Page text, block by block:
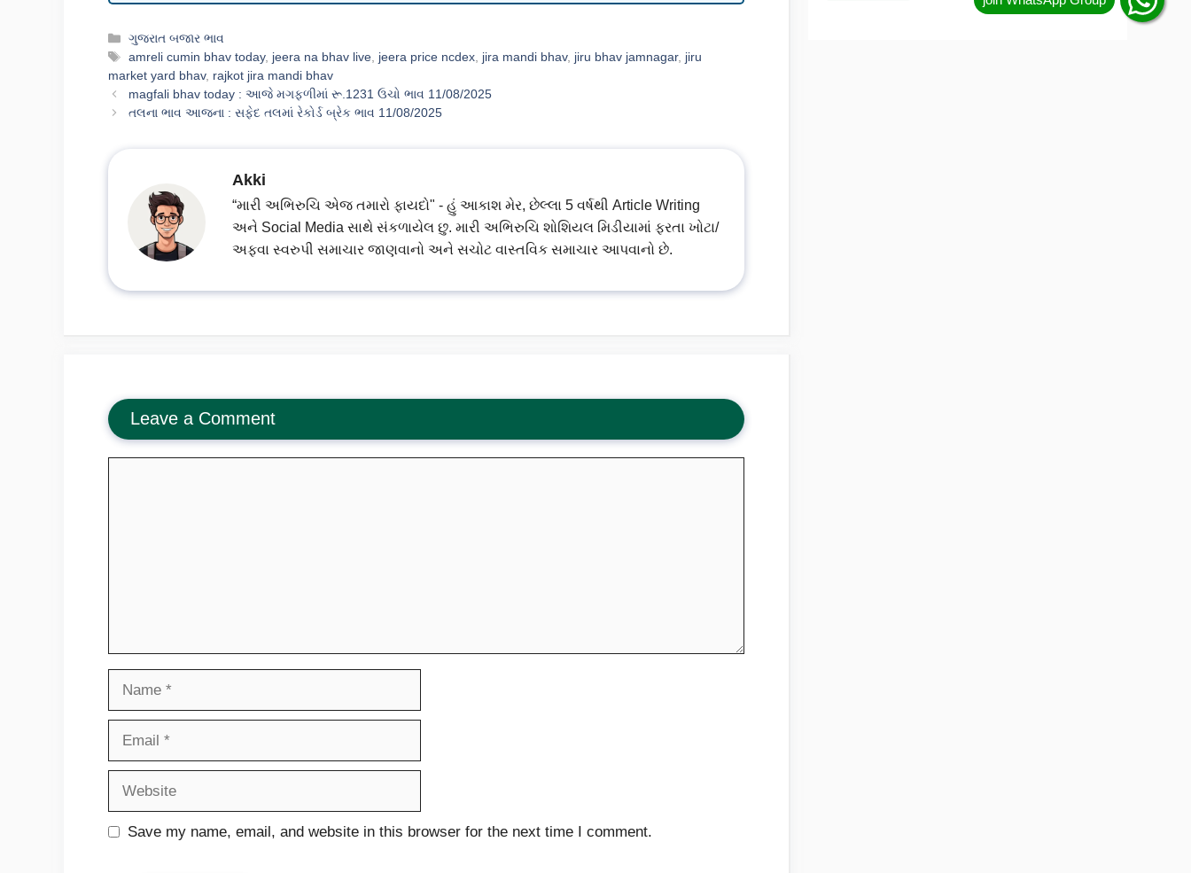
Categories
ગુજરાત બજાર ભાવ
Tags
amreli cumin bhav today, jeera na bhav live, jeera price ncdex, jira mandi bhav, jiru bhav jamnagar, jiru
market yard bhav, rajkot jira mandi bhav
magfali bhav today : આજે મગફળીમાં રૂ.1231 ઉચો ભાવ 11/08/2025
તલના ભાવ આજના : સફેદ તલમાં રેકોર્ડ બ્રેક ભાવ 11/08/2025
Akki
“મારી અભિરુચિ એજ તમારો ફાયદો" - હું આકાશ મેર, છેલ્લા 5 વર્ષથી Article Writing
અને Social Media સાથે સંકળાયેલ છુ. મારી અભિરુચિ શોશિયલ મિડીયામાં ફરતા ખોટા/
અફવા સ્વરુપી સમાચાર જાણવાનો અને સચોટ વાસ્તવિક સમાચાર આપવાનો છે.
Leave a Comment
Save my name, email, and website in this browser for the next time I comment.